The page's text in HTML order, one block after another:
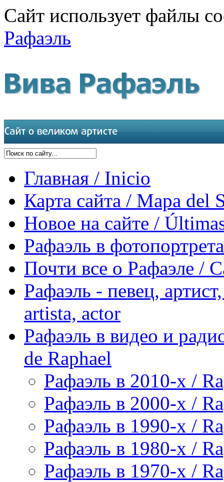
Сайт использует файлы
Рафаэль
Главная / Inicio
Карта сайта / Mapa del
Новое на сайте /
Рафаэль в
Почти все о Рафаэле /
Рафаэль - певец,
artista, actor
Рафаэль в видео и
de Raphael
Рафаэль в 2010-х /
Рафаэль в 2000-х /
Рафаэль в 1990-х /
Рафаэль в 1980-х /
Рафаэль в 1970-х /